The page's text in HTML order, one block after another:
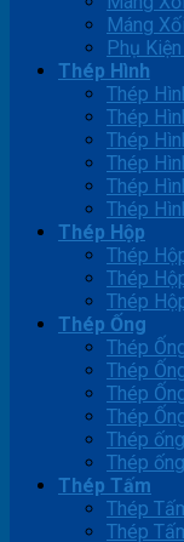
Máng
Phụ
Thép Hình
Thép
Thép
Thép
Thép
Thép
Thép
Thép Hộp
Thép
Thép
Thép
Thép Ống
Thép
Thép
Thép
Thép
Thép
Thép
Thép Tấm
Thép
Thép